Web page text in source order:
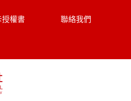
將收集的問卷調查內容進行統計與
數據及說明文字，但不涉及特定個
使用於蒐集目的以外之其他用途。
本網站相關產品、服務、活動或
個人識別資料，本網站也可以從商
授權書 聯絡我們